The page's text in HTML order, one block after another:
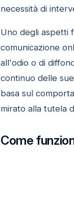
necessità di
Uno degli aspetti
comunicazione
all'odio o di
continuo delle
basa sul
mirato alla tutela
Come